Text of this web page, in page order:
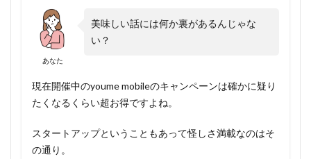
あなた
美味しい話には何か裏があるんじゃな
い？
現在開催中のyoume mobileのキャンペーンは確かに疑り
たくなるくらい超お得ですよね。
スタートアップということもあって怪しさ満載なのはそ
の通り。